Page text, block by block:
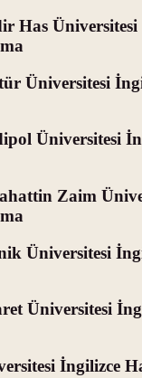
Has Üniversitesi
Üniversitesi
Üniversitesi
Zaim
Üniversitesi
Üniversitesi
İngilizce